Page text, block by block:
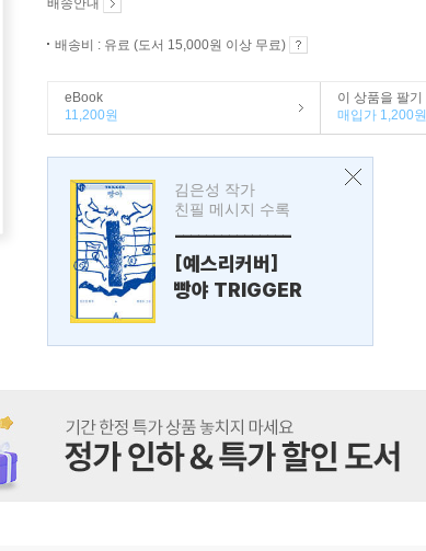
배송안내
배송비 : 유료 (도서 15,000원 이상 무료)
eBook
11,200원
이 상품을 팔기
매입가 1,200원
김은성 작가
친필 메시지 수록
---------------
[예스리커버]
빵야 TRIGGER